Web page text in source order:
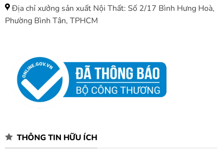
Địa chỉ xưởng sản xuất Nội Thất: Số 2/17 Bình Hưng Hoà,
Phường Bình Tân, TPHCM
THÔNG TIN HỮU ÍCH